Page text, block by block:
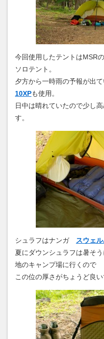
今回使用したテントはMSRの
ソロテント。
夕方から一時雨の予報が出
10XPも使用。
日中は晴れていたので少し
す。
シュラフはナンガ スウェ
夏にダウンシュラフは暑そ
地のキャンプ場に行くので
この位の厚さがちょうど良い